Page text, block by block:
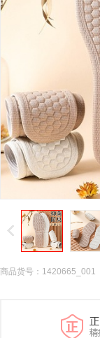
商品货号：1420665_001